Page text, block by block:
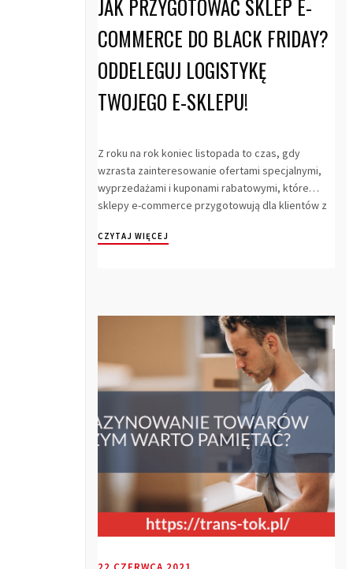
JAK PRZYGOTOWAĆ SKLEP E-
COMMERCE DO BLACK FRIDAY?
ODDELEGUJ LOGISTYKĘ
TWOJEGO E-SKLEPU!
Z roku na rok koniec listopada to czas, gdy
wzrasta zainteresowanie ofertami specjalnymi,
wyprzedażami i kuponami rabatowymi, które
sklepy e-commerce przygotowują dla klientów z
CZYTAJ WIĘCEJ